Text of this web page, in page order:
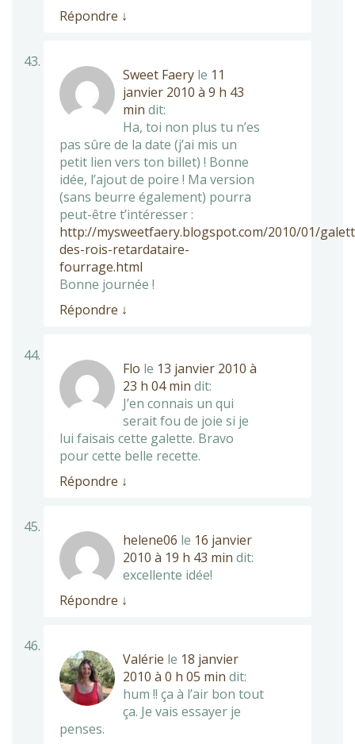
Répondre ↓
Sweet Faery le 11
janvier 2010 à 9 h 43
min dit:
Ha, toi non plus tu n’es
pas sûre de la date (j’ai mis un
petit lien vers ton billet) ! Bonne
idée, l’ajout de poire ! Ma version
(sans beurre également) pourra
peut-être t’intéresser :
http://mysweetfaery.blogspot.com/2010/01/
des-rois-retardataire-
fourrage.html
Bonne journée !
Répondre ↓
Flo le 13 janvier 2010 à
23 h 04 min dit:
J’en connais un qui
serait fou de joie si je
lui faisais cette galette. Bravo
pour cette belle recette.
Répondre ↓
helene06 le 16 janvier
2010 à 19 h 43 min dit:
excellente idée!
Répondre ↓
Valérie le 18 janvier
2010 à 0 h 05 min dit:
hum !! ça à l’air bon tout
ça. Je vais essayer je
penses.